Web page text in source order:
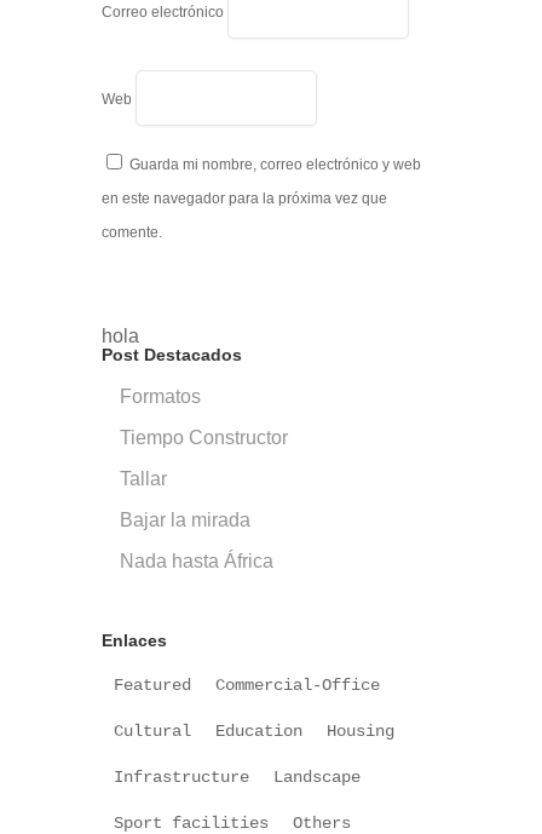
Correo electrónico
Web
Guarda mi nombre, correo electrónico y web
en este navegador para la próxima vez que
comente.
hola
Post Destacados
Formatos
Tiempo Constructor
Tallar
Bajar la mirada
Nada hasta África
Enlaces
Featured Commercial-Office
Cultural Education Housing
Infrastructure Landscape
Sport facilities Others